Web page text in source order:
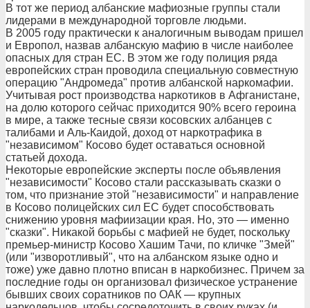
В тот же период албанские мафиозные группы стали
лидерами в международной торговле людьми.
В 2005 году практически к аналогичным выводам пришел
и Европол, назвав албанскую мафию в числе наиболее
опасных для стран ЕС. В этом же году полиция ряда
европейских стран проводила специальную совместную
операцию "Андромеда" против албанской наркомафии.
Учитывая рост производства наркотиков в Афганистане,
на долю которого сейчас приходится 90% всего героина
в мире, а также тесные связи косовских албанцев с
талибами и Аль-Каидой, доход от наркотрафика в
"независимом" Косово будет оставаться основной
статьей дохода.
Некоторые европейские эксперты после объявления
"независимости" Косово стали рассказывать сказки о
том, что признание этой "независимости" и направление
в Косово полицейских сил ЕС будет способствовать
снижению уровня мафиизации края. Но, это — именно
"сказки". Никакой борьбы с мафией не будет, поскольку
премьер-министр Косово Хашим Тачи, по кличке "Змей"
(или "изворотливый", что на албанском языке одно и
тоже) уже давно плотно вписан в наркобизнес. Причем за
последние годы он организовал физическое устранение
бывших своих соратников по ОАК — крупных